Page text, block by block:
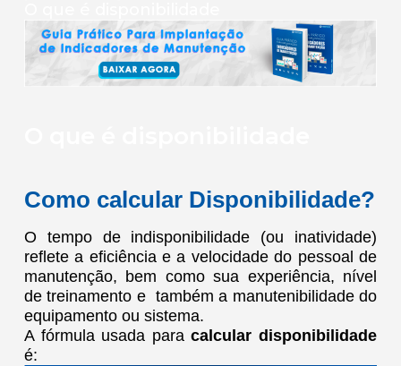
Como calcular Disponibilidade?
O tempo de indisponibilidade (ou inatividade)
reflete a eficiência e a velocidade do pessoal de
manutenção, bem como sua experiência, nível
de treinamento e também a manutenibilidade do
equipamento ou sistema.
A fórmula usada paracalcular disponibilidade
é: